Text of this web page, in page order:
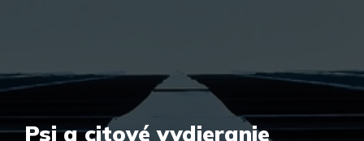
Psi a citové vydieranie